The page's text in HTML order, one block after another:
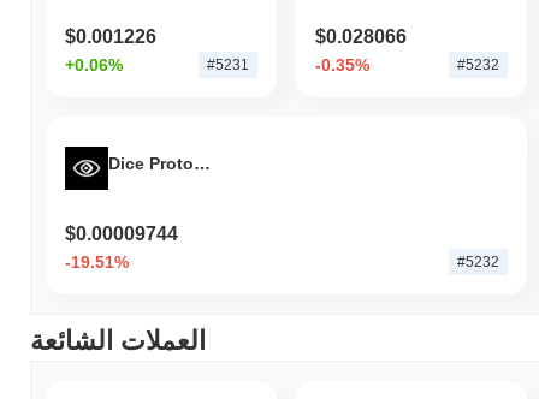
$0.001226
+0.06% #5231
$0.028066
-0.35% #5232
Dice Protocol
$0.00009744
-19.51% #5232
العملات الشائعة